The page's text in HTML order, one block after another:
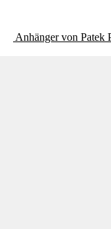
Anhänger von Patek